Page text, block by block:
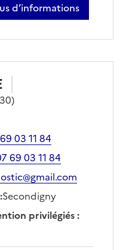
d’informations
martin
03 11 84
69 03 11 84
:Secondigny
privilégiés: